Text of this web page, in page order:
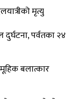
मृत्यु
पर्वतका २४
बलात्कार